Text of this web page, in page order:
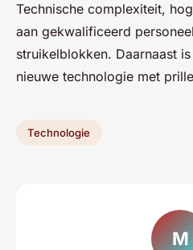
Technische complexiteit,
aan gekwalificeerd
struikelblokken. Daarnaast
nieuwe technologie met
Technologie
M